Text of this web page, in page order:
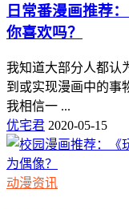
日常番漫画推荐
你喜欢吗？
我知道大部分人都认
到或实现漫画中的事
我相信一 ...
优宅君 2020-05-15
动漫资讯